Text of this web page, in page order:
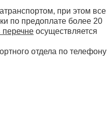
при этом все
по предоплате более 20
перечне осуществляется
отдела по телефону